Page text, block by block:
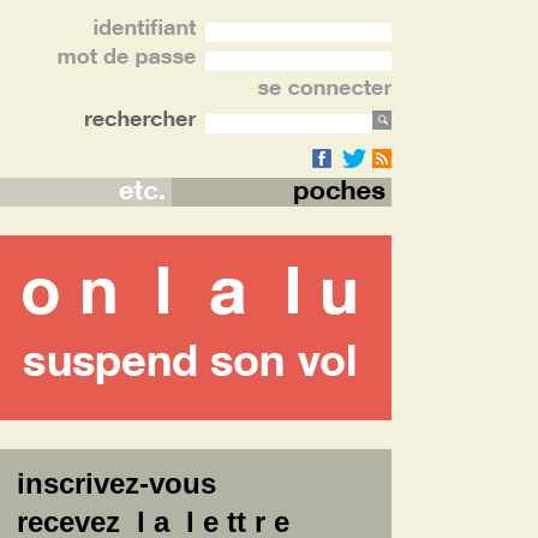
inscrivez-vous
recevez l a l e tt r e